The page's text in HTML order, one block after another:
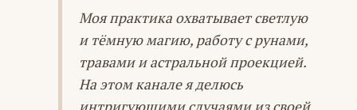
Моя практика охватывает светлую
и тёмную магию, работу с рунами,
травами и астральной проекцией.
На этом канале я делюсь